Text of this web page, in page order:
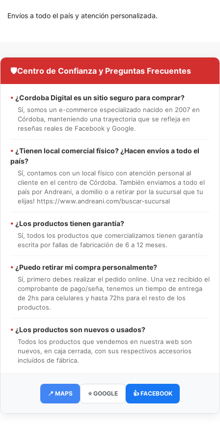
Envíos a todo el país y atención personalizada.
🛡️Centro de Confianza y Preguntas Frecuentes
• ¿Cordoba Digital es un sitio seguro para comprar?
Sí, somos un e-commerce especializado nacido en 2007 en
Córdoba, manteniendo una trayectoria que se refleja en
reseñas reales de Facebook y Google.
• ¿Tienen local comercial físico? ¿Hacen envíos a todo el
país?
Sí, contamos con un local físico con atención personal al
cliente en el centro de Córdoba. También enviamos a todo el
país por Andreani, a domilio o a retirar por la sucursal que tu
elijas! https://www.andreani.com/buscar-sucursal
• ¿Los productos tienen garantía?
Sí, todos los productos que comercializamos tienen garantía
escrita por fallas de fabricación de 6 a 12 meses.
• ¿Puedo retirar mi compra personalmente?
Sí, primero debes realizar el pedido online. Una vez recibido el
comprobante de pago/seña, tenemos un tiempo de entrega
de 2hs para celulares y hasta 72hs para el resto de los
productos.
• ¿Los productos son nuevos o usados?
Todos los productos que vendemos en nuestra web son
nuevos, en caja cerrada, con sus respectivos accesorios
incluídos de fábrica.
📍 MAPS ⭐ GOOGLE 👍 FACEBOOK